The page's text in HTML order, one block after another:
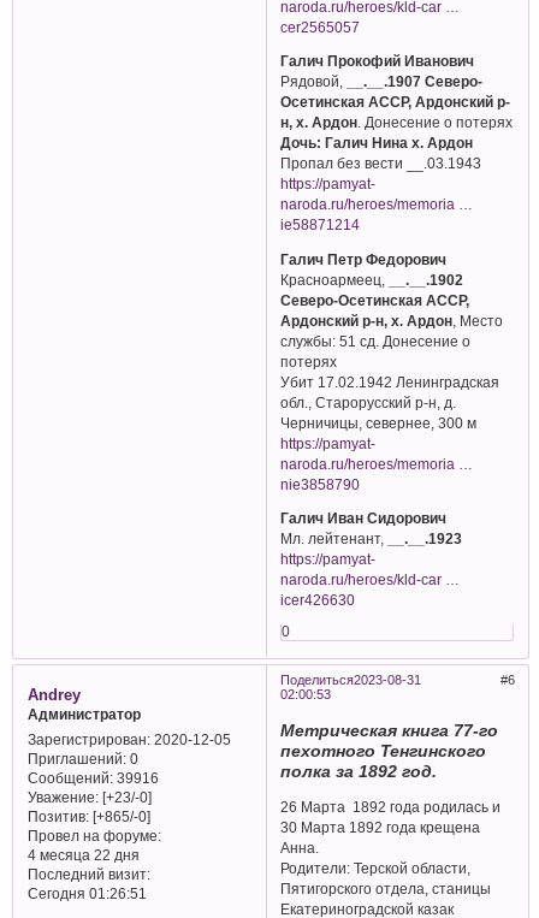
naroda.ru/heroes/kld-car …
cer2565057
Галич Прокофий Иванович
Рядовой,
__.__.1907 Северо-
Осетинская АССР, Ардонский р-
н, х. Ардон . Донесение о потерях
Дочь: Галич Нина х. Ардон
Пропал без вести __.03.1943
https://pamyat-
naroda.ru/heroes/memoria …
ie58871214
Галич Петр Федорович
Красноармеец,
__.__.1902
Северо-Осетинская АССР,
Ардонский р-н, х. Ардон , Место
службы: 51 сд. Донесение о
потерях
Убит 17.02.1942 Ленинградская
обл., Старорусский р-н, д.
Черничицы, севернее, 300 м
https://pamyat-
naroda.ru/heroes/memoria …
nie3858790
Галич Иван Сидорович
Мл. лейтенант,
__.__.1923
https://pamyat-
naroda.ru/heroes/kld-car …
icer426630
0
Поделиться 6
2023-08-31
02:00:53
Andrey
Администратор
Зарегистрирован: 2020-12-05
Приглашений:0
Сообщений:39916
Уважение: [+23/-0]
Позитив: [+865/-0]
Провел на форуме:
4 месяца 22 дня
Последний визит:
Сегодня 01:26:51
Метрическая книга 77-го
пехотного Тенгинского
полка за 1892 год.
26 Марта 1892 года родилась и
30 Марта 1892 года крещена
Анна.
Родители: Терской области,
Пятигорского отдела, станицы
Екатериноградской казак